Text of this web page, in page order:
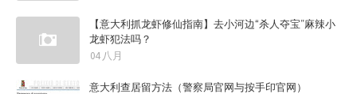
【意大利抓龙虾修仙指南】去小河边“杀人夺宝”麻辣小
龙虾犯法吗？
04 八月
意大利查居留方法（警察局官网与按手印官网）